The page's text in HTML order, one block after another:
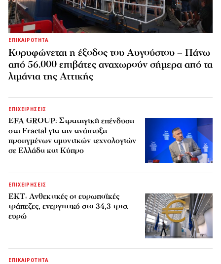
ΕΠΙΚΑΙΡΟΤΗΤΑ
Κορυφώνεται η έξοδος του Αυγούστου – Πάνω
από 56.000 επιβάτες αναχωρούν σήμερα από τα
λιμάνια της Αττικής
ΕΠΙΧΕΙΡΗΣΕΙΣ
EFA GROUP: Στρατηγική επένδυση
στη Fractal για την ανάπτυξη
προηγμένων αμυντικών τεχνολογιών
σε Ελλάδα και Κύπρο
ΕΠΙΧΕΙΡΗΣΕΙΣ
ΕΚΤ: Ανθεκτικές οι ευρωπαϊκές
τράπεζες, ενεργητικό στα 34,3 τρισ.
ευρώ
ΕΠΙΚΑΙΡΟΤΗΤΑ